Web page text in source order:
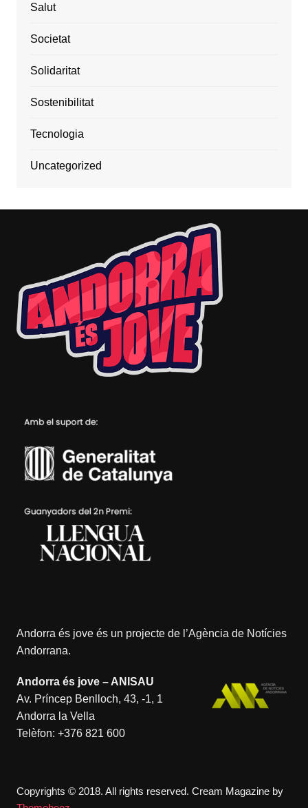
Salut
Societat
Solidaritat
Sostenibilitat
Tecnologia
Uncategorized
Andorra és jove és un projecte de l’Agència de Notícies
Andorrana.
Andorra és jove – ANISAU
Av. Príncep Benlloch, 43, -1, 1
Andorra la Vella
Telèfon: +376 821 600
Copyrights © 2018. All rights reserved. Cream Magazine by